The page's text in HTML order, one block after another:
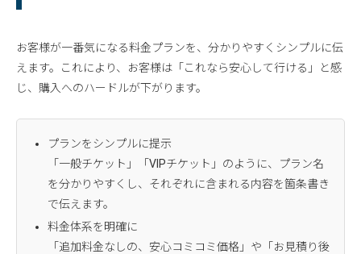
お客様が一番気になる料金プランを、分かりやすくシンプルに伝
えます。これにより、お客様は「これなら安心して行ける」と感
じ、購入へのハードルが下がります。
プランをシンプルに提示
「一般チケット」「VIPチケット」のように、プラン名
を分かりやすくし、それぞれに含まれる内容を箇条書き
で伝えます。
料金体系を明確に
「追加料金なしの、安心コミコミ価格」や「お見積り後